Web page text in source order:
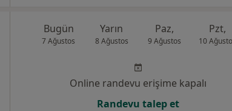
Bugün
7 Ağustos
Yarın
8 Ağustos
Paz,
9 Ağustos
Pzt,
10
Online randevu erişime kapalı
Randevu talep et